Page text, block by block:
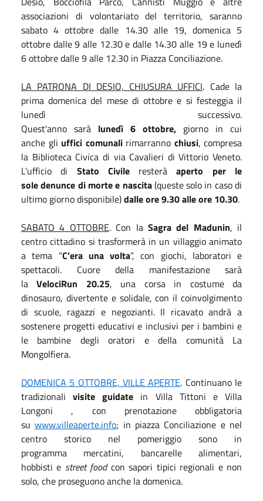
associazioni di volontariato del territorio, saranno
sabato 4 ottobre dalle 14.30 alle 19, domenica 5
ottobre dalle 9 alle 12.30 e dalle 14.30 alle 19 e lunedì
6 ottobre dalle 9 alle 12.30 in Piazza Conciliazione.
LA PATRONA DI DESIO, CHIUSURA UFFICI. Cade la
prima domenica del mese di ottobre e si festeggia il
lunedì successivo.
Quest'anno sarà lunedì 6 ottobre, giorno in cui
anche gli uffici comunali rimarranno chiusi, compresa
la Biblioteca Civica di via Cavalieri di Vittorio Veneto.
L’ufficio di Stato Civileresteràaperto per le
sole denunce di morte e nascita(queste solo in caso di
ultimo giorno disponibile)dalle ore 9.30 alle ore 10.30.
SABATO 4 OTTOBRE. Con la Sagra del Madunin, il
centro cittadino si trasformerà in un villaggio animato
a tema “C’era una volta”, con giochi, laboratori e
spettacoli. Cuore della manifestazione sarà
laVelociRun 20.25, una corsa in costume da
dinosauro, divertente e solidale, con il coinvolgimento
di scuole, ragazzi e negozianti. Il ricavato andrà a
sostenere progetti educativi e inclusivi per i bambini e
le bambine degli oratori e della comunità La
Mongolfiera.
DOMENICA 5 OTTOBRE, VILLE APERTE. Continuano le
tradizionalivisite guidate in Villa Tittoni e Villa
Longoni , con prenotazione obbligatoria
suwww.villeaperte.info; in piazza Conciliazione e nel
centro storico nel pomeriggio sono in
programma mercatini, bancarelle alimentari,
hobbisti e street food con sapori tipici regionali e non
solo, che proseguono anche la domenica.